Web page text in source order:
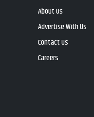
About Us
Advertise With Us
Contact Us
Careers